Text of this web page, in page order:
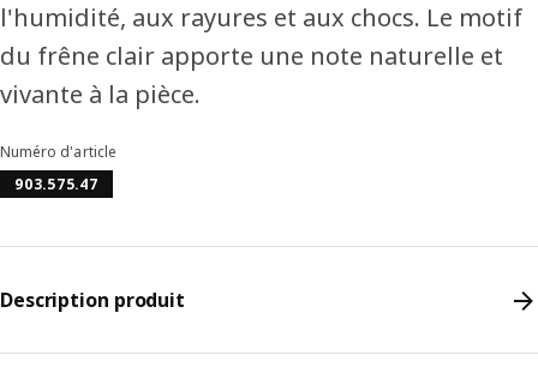
l'humidité, aux rayures et aux chocs. Le motif
du frêne clair apporte une note naturelle et
vivante à la pièce.
Numéro d'article
903.575.47
Description produit